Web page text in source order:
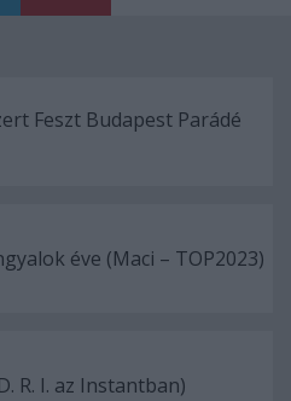
Feszt Budapest Parádé
éve (Maci – TOP2023)
R. I. az Instantban)